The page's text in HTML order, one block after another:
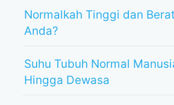
Normalkah Tinggi dan
Anda?
Suhu Tubuh Normal
Hingga Dewasa